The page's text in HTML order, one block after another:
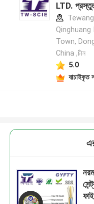
LTD.
Qinghuang
Town,
China ,চীন
5.0
যাচাইকৃত